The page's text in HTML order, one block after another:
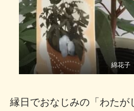
綿花子
縁日でおなじみの「わた